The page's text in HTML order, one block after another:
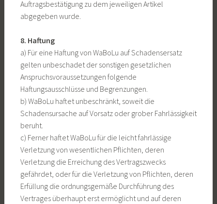
Auftragsbestätigung zu dem jeweiligen Artikel
abgegeben wurde.
8. Haftung
a) Für eine Haftung von WaBoLu auf Schadensersatz
gelten unbeschadet der sonstigen gesetzlichen
Anspruchsvoraussetzungen folgende
Haftungsausschlüsse und Begrenzungen.
b) WaBoLu haftet unbeschränkt, soweit die
Schadensursache auf Vorsatz oder grober Fahrlässigkeit
beruht.
c) Ferner haftet WaBoLu für die leicht fahrlässige
Verletzung von wesentlichen Pflichten, deren
Verletzung die Erreichung des Vertragszwecks
gefährdet, oder für die Verletzung von Pflichten, deren
Erfüllung die ordnungsgemäße Durchführung des
Vertrages überhaupt erst ermöglicht und auf deren